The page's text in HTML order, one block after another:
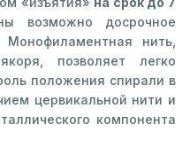
возможно досрочное
Монофиламентная нить,
позволяет легко
положения спирали в
цервикальной нити и
компонента